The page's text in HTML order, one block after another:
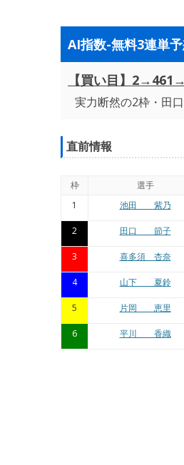
AI指数-無料3連単
【買い目】
実力断然の2枠・田
直前情報
枠 選手
1
池田 紫乃
2 田口 節子
3 喜多須 杏奈
4 山下 夏鈴
5 片岡 恵里
6 平川 香織